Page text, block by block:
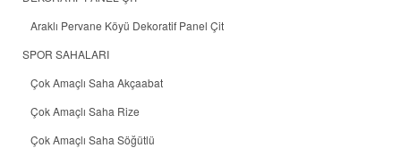
Araklı Pervane Köyü Dekoratif Panel Çit
SPOR SAHALARI
Çok Amaçlı Saha Akçaabat
Çok Amaçlı Saha Rize
Çok Amaçlı Saha Söğütlü